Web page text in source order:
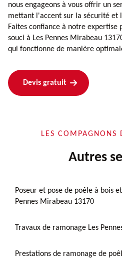
nous engageons à vous offrir un
mettant l'accent sur la sécurité et
Faites confiance à notre expertise
souci à Les Pennes Mirabeau
qui fonctionne de manière
Devis gratuit
LES COMPAGNONS
Autres
Poseur et pose de poêle à bois
Pennes Mirabeau 13170
Travaux de ramonage Les
Prestations de ramonage de